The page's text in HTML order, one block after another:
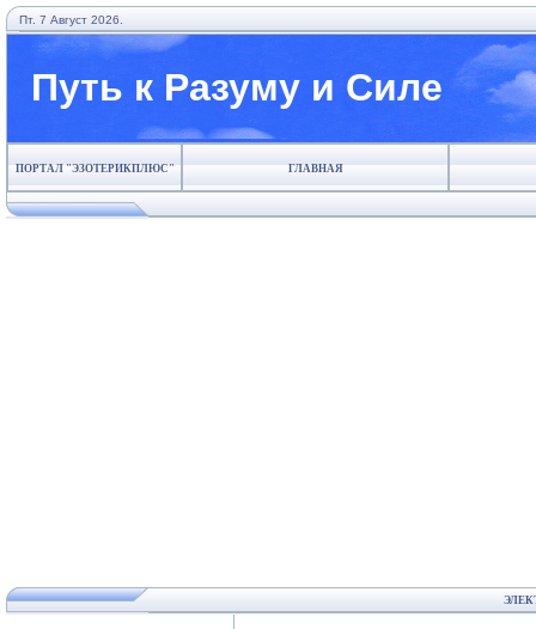
Пт. 7 Август 2026.
Путь к Разуму и Силе
ПОРТАЛ "ЭЗОТЕРИКПЛЮС" ГЛАВНАЯ